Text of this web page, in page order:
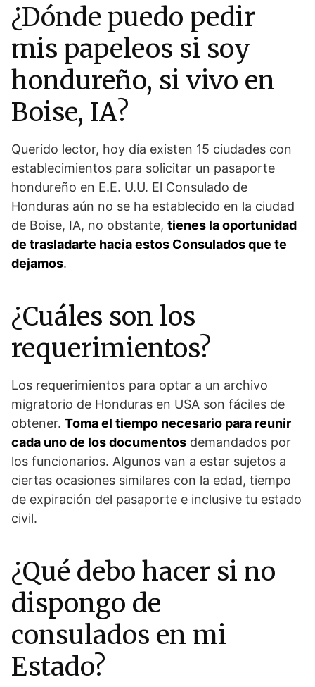
¿Dónde puedo pedir
mis papeleos si soy
hondureño, si vivo en
Boise, IA?
Querido lector, hoy día existen 15 ciudades con
establecimientos para solicitar un pasaporte
hondureño en E.E. U.U. El Consulado de
Honduras aún no se ha establecido en la ciudad
de Boise, IA, no obstante, tienes la oportunidad
de trasladarte hacia estos Consulados que te
dejamos.
¿Cuáles son los
requerimientos?
Los requerimientos para optar a un archivo
migratorio de Honduras en USA son fáciles de
obtener. Toma el tiempo necesario para reunir
cada uno de los documentos demandados por
los funcionarios. Algunos van a estar sujetos a
ciertas ocasiones similares con la edad, tiempo
de expiración del pasaporte e inclusive tu estado
civil.
¿Qué debo hacer si no
dispongo de
consulados en mi
Estado?